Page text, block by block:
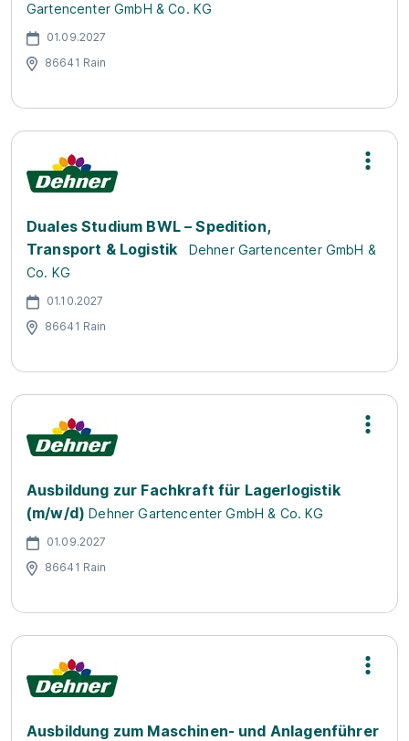
Gartencenter GmbH & Co. KG
01.09.2027
86641 Rain
Duales Studium BWL – Spedition,
Transport & Logistik
Dehner Gartencenter GmbH &
Co. KG
01.10.2027
86641 Rain
Ausbildung zur Fachkraft für Lagerlogistik
(m/w/d) Dehner Gartencenter GmbH & Co. KG
01.09.2027
86641 Rain
Ausbildung zum Maschinen- und Anlagenführer